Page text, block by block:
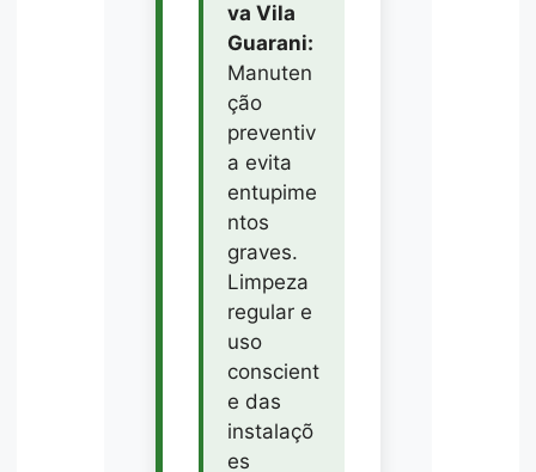
va Vila
Guarani:
Manuten
ção
preventiv
a evita
entupime
ntos
graves.
Limpeza
regular e
uso
conscient
e das
instalaçõ
es